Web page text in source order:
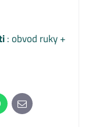
: obvod ruky +
E-
mail